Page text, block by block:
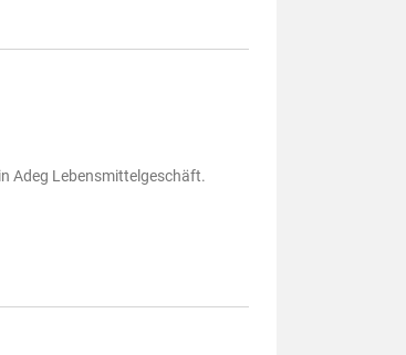
Adeg Lebensmittelgeschäft.